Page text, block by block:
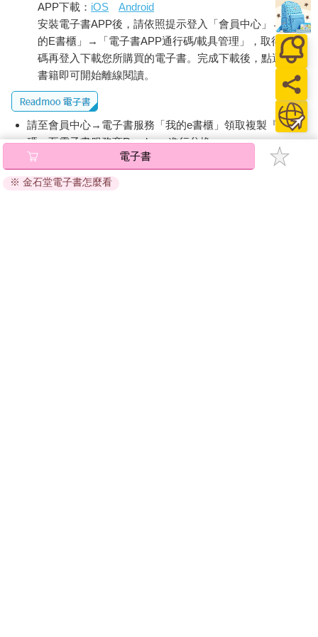
APP下載： iOS
Android
安裝電子書APP後，請依照提示登入「會員中心」→「我
的E書櫃」→「電子書APP通行碼/載具管理」，取得通行
碼再登入下載您所購買的電子書。完成下載後，點選任一
書籍即可開始離線閱讀。
請至會員中心→電子書服務「我的e書櫃」領取複製『兌換
碼』至電子書服務商Readmoo進行兌換。
退換貨須知：
因版權保護，您在金石堂所購買的電子書僅能以金石堂專屬
電子書
※ 金石堂電子書怎麼看